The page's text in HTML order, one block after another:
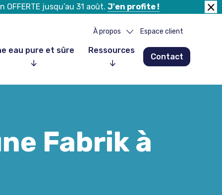
jusqu’au 31 août. J'en profite !
À propos
Nos clients
Nous rejoindre
Espace client
eau pure et sûre Ressources
Contact
Fabrik à